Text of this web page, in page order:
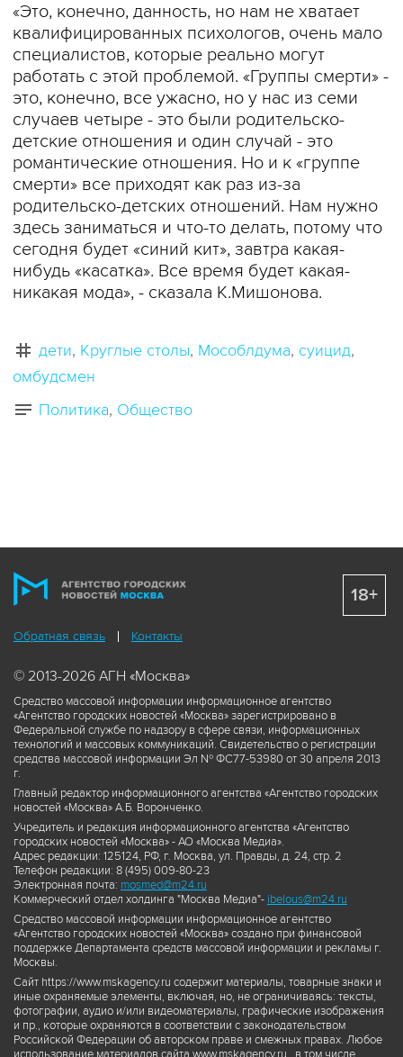
«Это, конечно, данность, но нам не хватает
квалифицированных психологов, очень мало
специалистов, которые реально могут
работать с этой проблемой. «Группы смерти» -
это, конечно, все ужасно, но у нас из семи
случаев четыре - это были родительско-
детские отношения и один случай - это
романтические отношения. Но и к «группе
смерти» все приходят как раз из-за
родительско-детских отношений. Нам нужно
здесь заниматься и что-то делать, потому что
сегодня будет «синий кит», завтра какая-
нибудь «касатка». Все время будет какая-
никакая мода», - сказала К.Мишонова.
дети Круглые столы Мособлдума суицид
омбудсмен
Политика Общество
Обратная связь Контакты
© 2013-2026 АГН «Москва»
Средство массовой информации информационное агентство
«Агентство городских новостей «Москва» зарегистрировано в
Федеральной службе по надзору в сфере связи, информационных
технологий и массовых коммуникаций. Свидетельство о регистрации
средства массовой информации Эл № ФС77-53980 от 30 апреля 2013
г.
Главный редактор информационного агентства «Агентство городских
новостей «Москва» А.Б. Воронченко.
Учредитель и редакция информационного агентства «Агентство
городских новостей «Москва» - АО «Москва Медиа».
Адрес редакции: 125124, РФ, г. Москва, ул. Правды, д. 24, стр. 2
Телефон редакции: 8 (495) 009-80-23
Электронная почта: mosmed@m24.ru
Коммерческий отдел холдинга "Москва Медиа"- ibelous@m24.ru
Средство массовой информации информационное агентство
«Агентство городских новостей «Москва» создано при финансовой
поддержке Департамента средств массовой информации и рекламы г.
Москвы.
Сайт https://www.mskagency.ru содержит материалы, товарные знаки и
иные охраняемые элементы, включая, но, не ограничиваясь: тексты,
фотографии, аудио и/или видеоматериалы, графические изображения
и пр., которые охраняются в соответствии с законодательством
Российской Федерации об авторском праве и смежных правах. Любое
18+